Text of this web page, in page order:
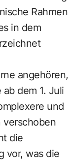
Rahmen
in dem
angehören,
dem 1. Juli
und
verschoben
die
vor, was die